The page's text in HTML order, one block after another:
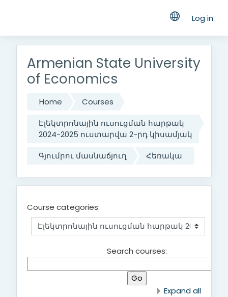
Log in
Armenian State University
of Economics
Home
Courses
Էլեկտրոնային ուսուցման հարթակ
2024-2025 ուստարվա 2-րդ կիսամյակ
Գյումրու մասնաճյուղ
Հեռակա
Course categories:
Expand all